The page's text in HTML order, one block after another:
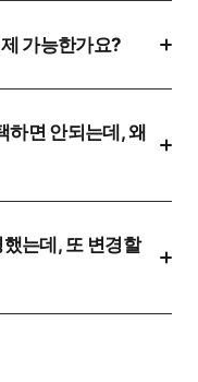
가능한가요?
하면 안되는데, 왜
는데, 또 변경할